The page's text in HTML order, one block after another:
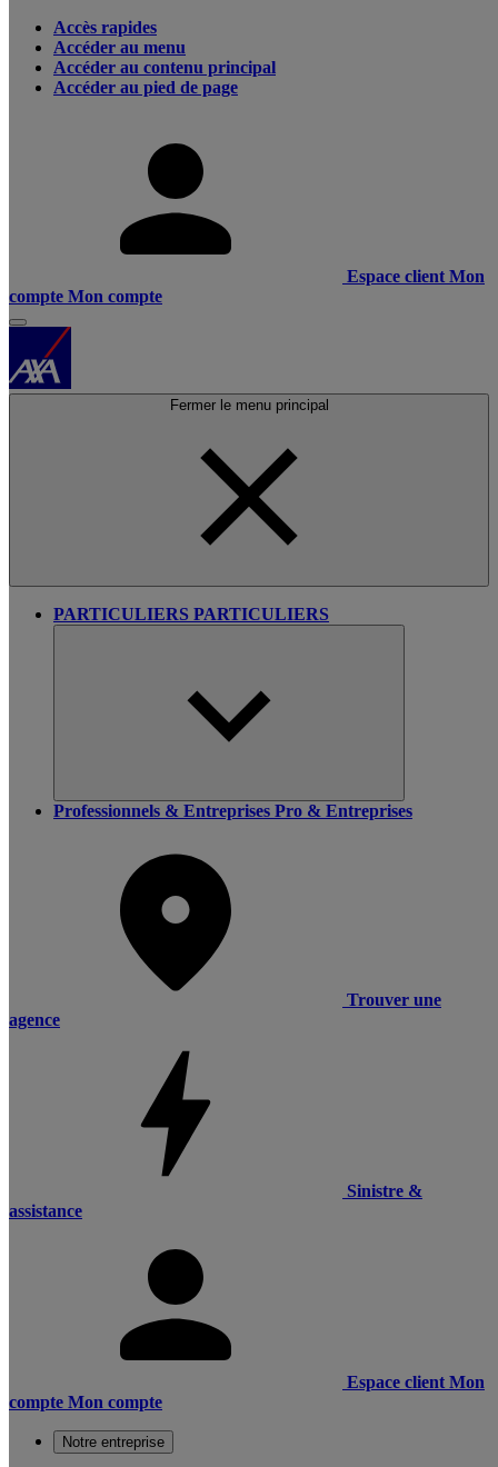
Accès rapides
Accéder au menu
Accéder au contenu principal
Accéder au pied de page
Espace client Mon
compte Mon compte
Fermer le menu principal
PARTICULIERS PARTICULIERS
Professionnels & Entreprises Pro & Entreprises
Trouver une
agence
Sinistre &
assistance
Espace client Mon
compte Mon compte
Notre entreprise